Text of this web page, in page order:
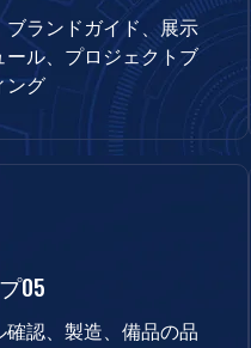
ブランドガイド、展示
ール、プロジェクトブ
ング
05
確認、製造、備品の品